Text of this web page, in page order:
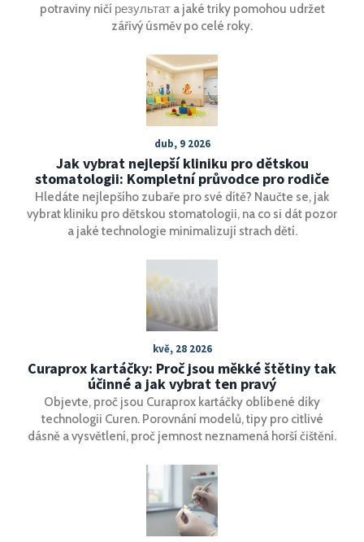
potraviny ničí результат a jaké triky pomohou udržet
zářivý úsměv po celé roky.
dub, 9 2026
Jak vybrat nejlepší kliniku pro dětskou
stomatologii: Kompletní průvodce pro rodiče
Hledáte nejlepšího zubaře pro své dítě? Naučte se, jak
vybrat kliniku pro dětskou stomatologii, na co si dát pozor
a jaké technologie minimalizují strach dětí.
kvě, 28 2026
Curaprox kartáčky: Proč jsou měkké štětiny tak
účinné a jak vybrat ten pravý
Objevte, proč jsou Curaprox kartáčky oblíbené díky
technologii Curen. Porovnání modelů, tipy pro citlivé
dásně a vysvětlení, proč jemnost neznamená horší čištění.